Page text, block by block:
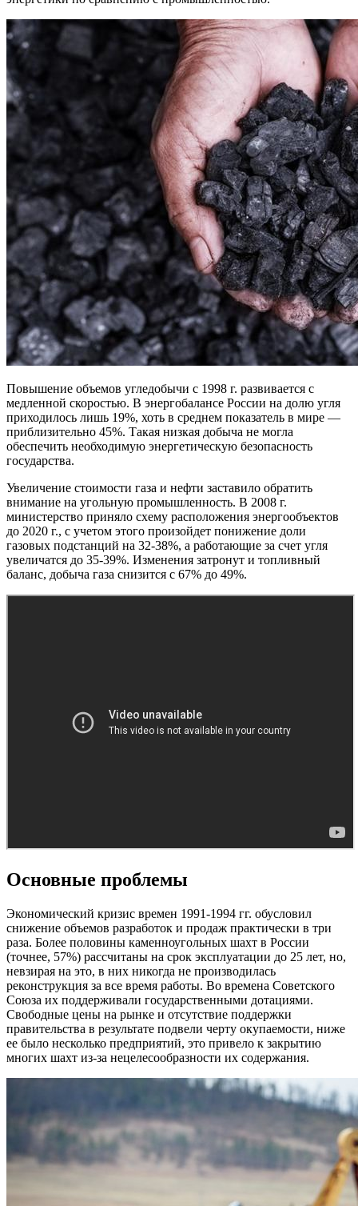
Повышение объемов угледобычи с 1998 г. развивается с
медленной скоростью. В энергобалансе России на долю угля
приходилось лишь 19%, хоть в среднем показатель в мире —
приблизительно 45%. Такая низкая добыча не могла
обеспечить необходимую энергетическую безопасность
государства.
Увеличение стоимости газа и нефти заставило обратить
внимание на угольную промышленность. В 2008 г.
министерство приняло схему расположения энергообъектов
до 2020 г., с учетом этого произойдет понижение доли
газовых подстанций на 32-38%, а работающие за счет угля
увеличатся до 35-39%. Изменения затронут и топливный
баланс, добыча газа снизится с 67% до 49%.
Основные проблемы
Экономический кризис времен 1991-1994 гг. обусловил
снижение объемов разработок и продаж практически в три
раза. Более половины каменноугольных шахт в России
(точнее, 57%) рассчитаны на срок эксплуатации до 25 лет, но,
невзирая на это, в них никогда не производилась
реконструкция за все время работы. Во времена Советского
Союза их поддерживали государственными дотациями.
Свободные цены на рынке и отсутствие поддержки
правительства в результате подвели черту окупаемости, ниже
ее было несколько предприятий, это привело к закрытию
многих шахт из-за нецелесообразности их содержания.